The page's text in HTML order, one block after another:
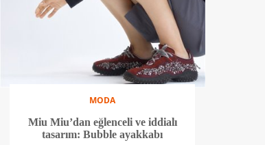
MODA
Miu Miu’dan eğlenceli ve iddialı
tasarım: Bubble ayakkabı